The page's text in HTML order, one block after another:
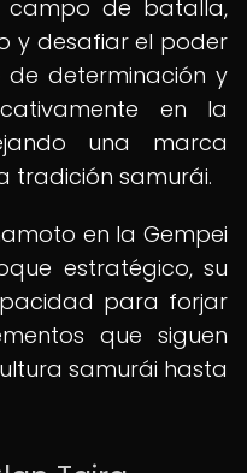
de batalla,
y desafiar el poder
de determinación y
en la
una marca
tradición samurái.
en la Gempei
estratégico, su
para forjar
que siguen
samurái hasta